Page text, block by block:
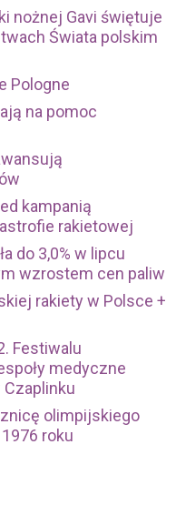
nożnej Gavi świętuje
Świata polskim
Pologne
na pomoc
kampanią
rakietowej
do 3,0% w lipcu
wzrostem cen paliw
rakiety w Polsce +
Festiwalu
medyczne
olimpijskiego
roku